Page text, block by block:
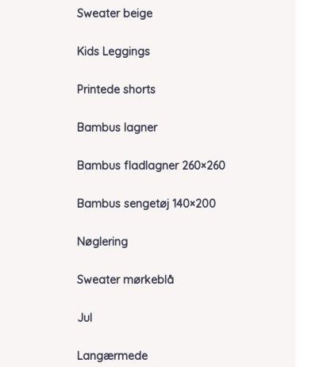
Sweater beige
Kids Leggings
Printede shorts
Bambus lagner
Bambus fladlagner 260×260
Bambus sengetøj 140×200
Nøglering
Sweater mørkeblå
Jul
Langærmede